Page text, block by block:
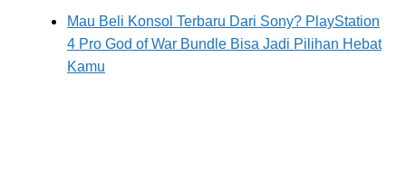
Mau Beli Konsol Terbaru Dari Sony? PlayStation
4 Pro God of War Bundle Bisa Jadi Pilihan Hebat
Kamu